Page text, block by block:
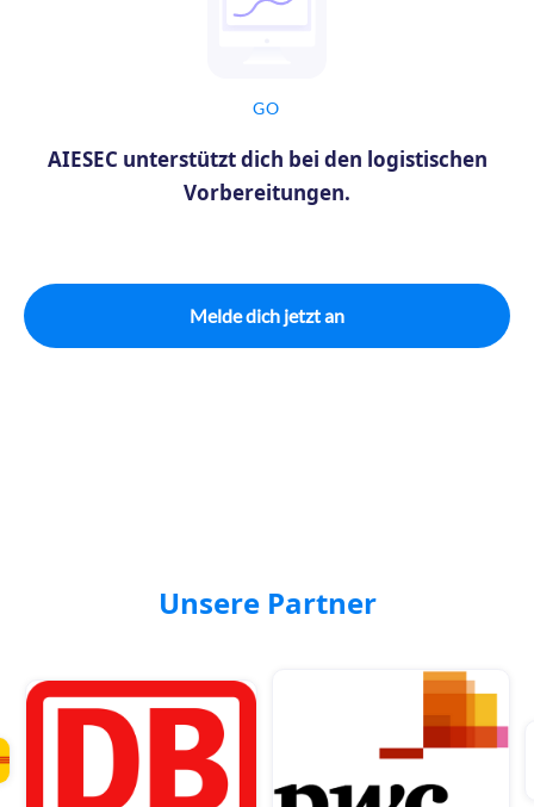
GO
AIESEC unterstützt dich bei den logistischen
Vorbereitungen.
Melde dich jetzt an
Unsere Partner